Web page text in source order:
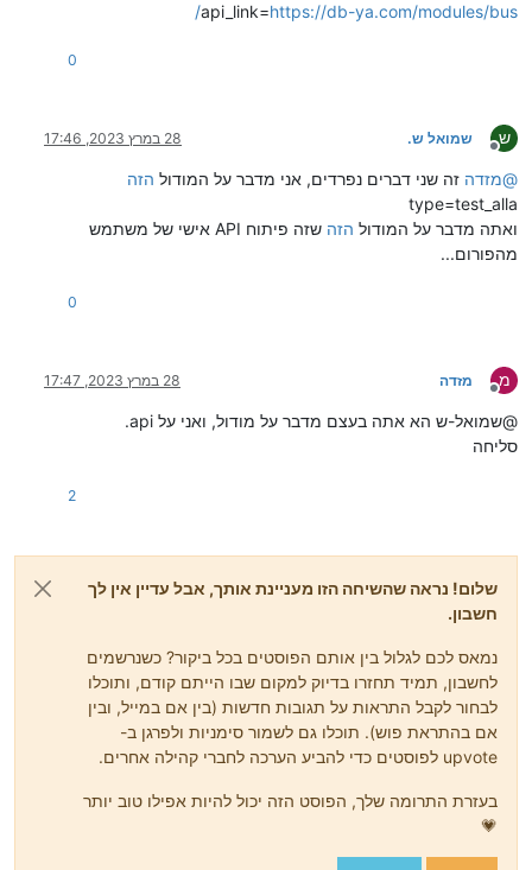
api_link=https://db-ya.com/modules/bus/
0
ש
מנותק
שמואל ש. 28 במרץ 2023, 17:46
@מזדה זה שני דברים נפרדים, אני מדבר על המודול הזה
type=test_alla
ואתה מדבר על המודול הזה
שזה פיתוח API אישי של משתמש
מהפורום...
0
מ
מנותק
מזדה 28 במרץ 2023, 17:47
@שמואל-ש הא אתה בעצם מדבר על מודול, ואני על api.
סליחה
2
שלום! נראה שהשיחה הזו מעניינת אותך, אבל עדיין אין לך
חשבון.
נמאס לכם לגלול בין אותם הפוסטים בכל ביקור? כשנרשמים
לחשבון, תמיד תחזרו בדיוק למקום שבו הייתם קודם, ותוכלו
לבחור לקבל התראות על תגובות חדשות (בין אם במייל, ובין
אם בהתראת פוש). תוכלו גם לשמור סימניות ולפרגן ב-
upvote לפוסטים כדי להביע הערכה לחברי קהילה אחרים.
בעזרת התרומה שלך, הפוסט הזה יכול להיות אפילו טוב יותר
💗